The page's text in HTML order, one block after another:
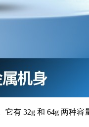
有 32g 和 64g 两种